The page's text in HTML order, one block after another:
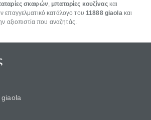
σκαφών, μπαταρίες κουζίναςκαι
επαγγελματικό κατάλογο του11888 giaola και
αξιοπιστία που αναζητάς.